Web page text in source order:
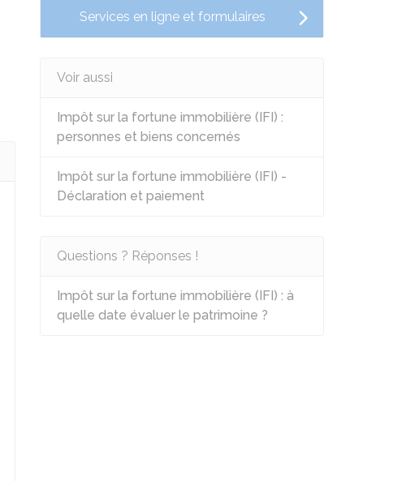
Services en ligne et formulaires
Voir aussi
Impôt sur la fortune immobilière (IFI) :
personnes et biens concernés
Impôt sur la fortune immobilière (IFI) -
Déclaration et paiement
Questions ? Réponses !
Impôt sur la fortune immobilière (IFI) : à
quelle date évaluer le patrimoine ?